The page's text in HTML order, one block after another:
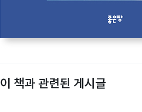
이 책과 관련된 게시글